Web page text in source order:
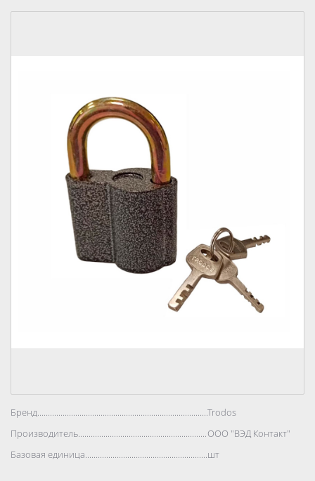
Бренд..................................................................................Trodos
Производитель..................................................................................
ООО "ВЭД Контакт"
Базовая единица..................................................................................
шт